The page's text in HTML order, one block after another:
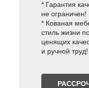
* Гарантия
не ограничен!
* Кованая
стиль жизни
ценящих
и ручной труд!